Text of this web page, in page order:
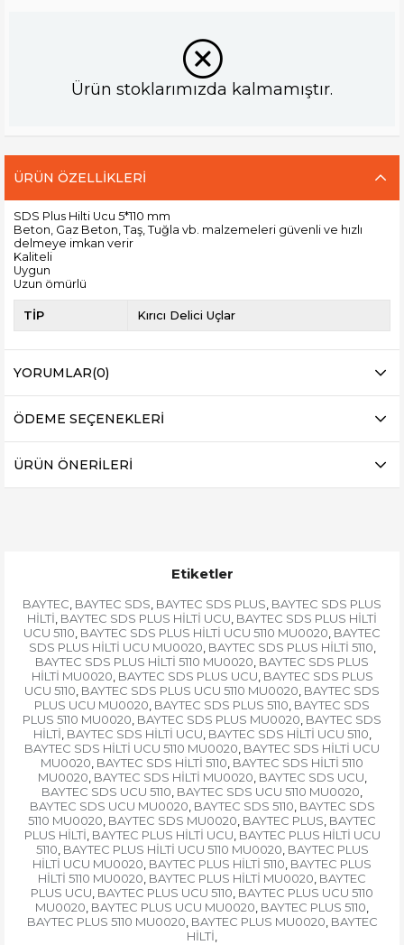
Ürün stoklarımızda kalmamıştır.
ÜRÜN ÖZELLIKLERI
SDS Plus Hilti Ucu 5*110 mm
Beton, Gaz Beton, Taş, Tuğla vb. malzemeleri güvenli ve hızlı
delmeye imkan verir
Kaliteli
Uygun
Uzun ömürlü
TİP Kırıcı Delici Uçlar
YORUMLAR(0)
ÖDEME SEÇENEKLERI
ÜRÜN ÖNERILERI
Etiketler
BAYTEC, BAYTEC SDS, BAYTEC SDS PLUS, BAYTEC SDS PLUS
HİLTİ, BAYTEC SDS PLUS HİLTİ UCU, BAYTEC SDS PLUS HİLTİ
UCU 5110, BAYTEC SDS PLUS HİLTİ UCU 5110 MU0020, BAYTEC
SDS PLUS HİLTİ UCU MU0020, BAYTEC SDS PLUS HİLTİ 5110,
BAYTEC SDS PLUS HİLTİ 5110 MU0020, BAYTEC SDS PLUS
HİLTİ MU0020, BAYTEC SDS PLUS UCU, BAYTEC SDS PLUS
UCU 5110, BAYTEC SDS PLUS UCU 5110 MU0020, BAYTEC SDS
PLUS UCU MU0020, BAYTEC SDS PLUS 5110, BAYTEC SDS
PLUS 5110 MU0020, BAYTEC SDS PLUS MU0020, BAYTEC SDS
HİLTİ, BAYTEC SDS HİLTİ UCU, BAYTEC SDS HİLTİ UCU 5110,
BAYTEC SDS HİLTİ UCU 5110 MU0020, BAYTEC SDS HİLTİ UCU
MU0020, BAYTEC SDS HİLTİ 5110, BAYTEC SDS HİLTİ 5110
MU0020, BAYTEC SDS HİLTİ MU0020, BAYTEC SDS UCU,
BAYTEC SDS UCU 5110, BAYTEC SDS UCU 5110 MU0020,
BAYTEC SDS UCU MU0020, BAYTEC SDS 5110, BAYTEC SDS
5110 MU0020, BAYTEC SDS MU0020, BAYTEC PLUS, BAYTEC
PLUS HİLTİ, BAYTEC PLUS HİLTİ UCU, BAYTEC PLUS HİLTİ UCU
5110, BAYTEC PLUS HİLTİ UCU 5110 MU0020, BAYTEC PLUS
HİLTİ UCU MU0020, BAYTEC PLUS HİLTİ 5110, BAYTEC PLUS
HİLTİ 5110 MU0020, BAYTEC PLUS HİLTİ MU0020, BAYTEC
PLUS UCU, BAYTEC PLUS UCU 5110, BAYTEC PLUS UCU 5110
MU0020, BAYTEC PLUS UCU MU0020, BAYTEC PLUS 5110,
BAYTEC PLUS 5110 MU0020, BAYTEC PLUS MU0020, BAYTEC
HİLTİ,